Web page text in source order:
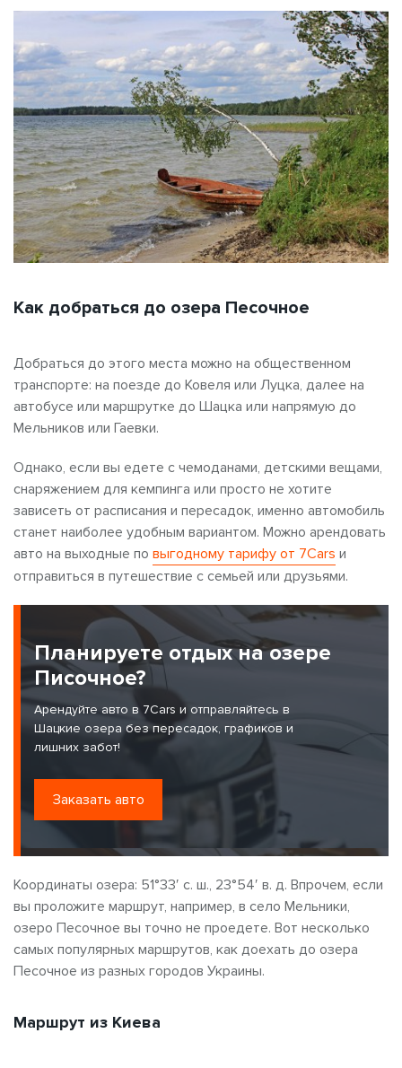
Как добраться до озера Песочное
Добраться до этого места можно на общественном
транспорте: на поезде до Ковеля или Луцка, далее на
автобусе или маршрутке до Шацка или напрямую до
Мельников или Гаевки.
Однако, если вы едете с чемоданами, детскими вещами,
снаряжением для кемпинга или просто не хотите
зависеть от расписания и пересадок, именно автомобиль
станет наиболее удобным вариантом. Можно арендовать
авто на выходные по выгодному тарифу от 7Cars и
отправиться в путешествие с семьей или друзьями.
Планируете отдых на озере
Писочное?
Арендуйте авто в 7Cars и отправляйтесь в
Шацкие озера без пересадок, графиков и
лишних забот!
Заказать авто
Координаты озера: 51°33′ с. ш., 23°54′ в. д. Впрочем, если
вы проложите маршрут, например, в село Мельники,
озеро Песочное вы точно не проедете. Вот несколько
самых популярных маршрутов, как доехать до озера
Песочное из разных городов Украины.
Маршрут из Киева